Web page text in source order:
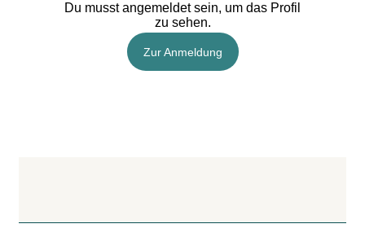
Du musst angemeldet sein, um das Profil
zu sehen.
Zur Anmeldung